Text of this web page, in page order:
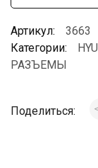
Артикул:
3663
Категории:
РАЗЪЕМЫ
Поделиться: